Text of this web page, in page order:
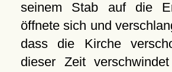
seinem Stab auf die
öffnete sich und
dass die Kirche
dieser Zeit